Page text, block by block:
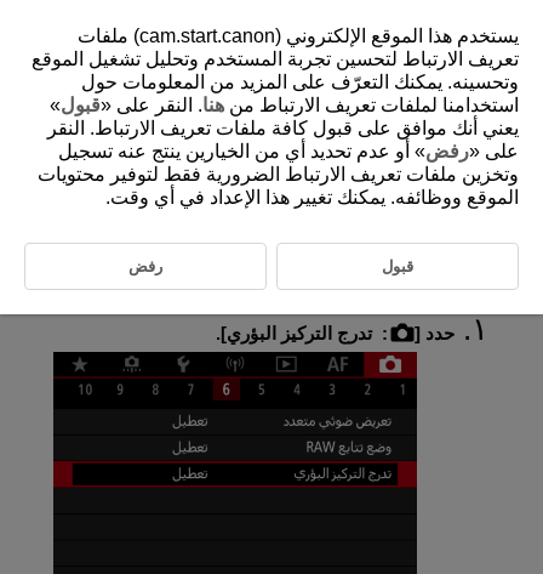
D180-083
تدرج التركيز البؤري
تقوم مضاهاة البُعد البؤري بالتصوير المستمر مع تغير المسافة البؤرية تلقائيًا
مجال عميق. التركيب ممكن أيضًا باستخدام تطبيق يدعم التركيب المتعمق،
حدد [ :تدرج التركيز البؤري].
يستخدم هذا الموقع الإلكتروني (cam.start.canon) ملفات
تعريف الارتباط لتحسين تجربة المستخدم وتحليل تشغيل الموقع
وتحسينه. يمكنك التعرّف على المزيد من المعلومات حول
استخدامنا لملفات تعريف الارتباط من هنا. النقر على «قبول»
يعني أنك موافق على قبول كافة ملفات تعريف الارتباط. النقر
على «رفض» أو عدم تحديد أي من الخيارين ينتج عنه تسجيل
وتخزين ملفات تعريف الارتباط الضرورية فقط لتوفير محتويات
الموقع ووظائفه. يمكنك تغيير هذا الإعداد في أي وقت.
قبول رفض